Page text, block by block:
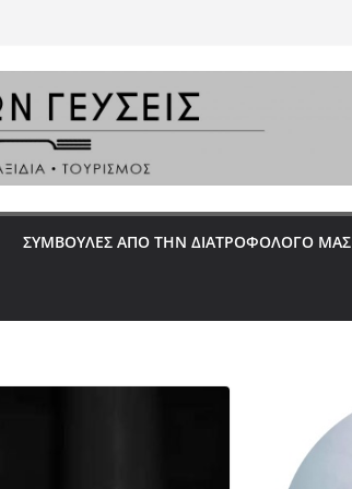
ΣΥΜΒΟΥΛΕΣ ΑΠΟ ΤΗΝ ΔΙΑΤΡΟΦΟΛΟΓΟ ΜΑΣ